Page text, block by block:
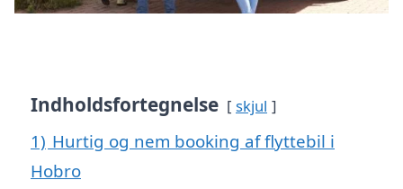
Indholdsfortegnelse skjul
1) Hurtig og nem booking af flyttebil i
Hobro